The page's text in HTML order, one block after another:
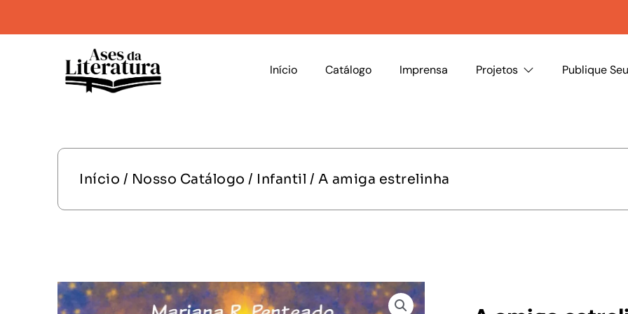
Início Catálogo Imprensa Projetos Publique
Início / Nosso Catálogo / Infantil / A amiga estrelinha